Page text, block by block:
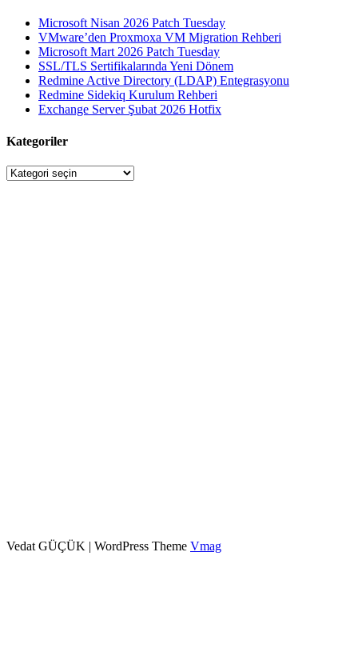
Microsoft Nisan 2026 Patch Tuesday
VMware’den Proxmoxa VM Migration Rehberi
Microsoft Mart 2026 Patch Tuesday
SSL/TLS Sertifikalarında Yeni Dönem
Redmine Active Directory (LDAP) Entegrasyonu
Redmine Sidekiq Kurulum Rehberi
Exchange Server Şubat 2026 Hotfix
Kategoriler
Kategoriler
Vedat GÜÇÜK | WordPress Theme Vmag